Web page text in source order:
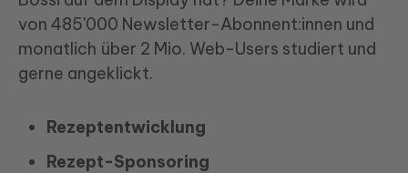
von 485'000 Newsletter-Abonnent:innen und
monatlich über 2 Mio. Web-Users studiert und
gerne angeklickt.
Rezeptentwicklung
Rezept-Sponsoring